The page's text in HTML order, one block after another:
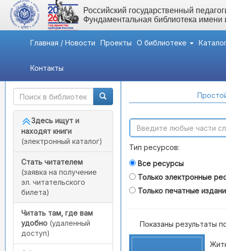
Российский государственный
Фундаментальная библиотека
Главная / Новости Проекты О библиотеке
Контакты
Быстрый доступ
Здесь ищут и
находят книги
(электронный каталог)
Стать читателем
(заявка на получение
эл. читательского
билета)
Читать там, где вам
удобно (удаленный
доступ)
Тип ресурсов:
Все ресурсы
Только электронные
Только печатные
Показаны результаты